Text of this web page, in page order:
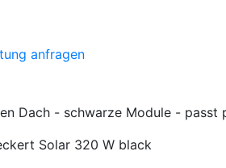
anfragen
Dach - schwarze Module - passt
Solar 320 W black